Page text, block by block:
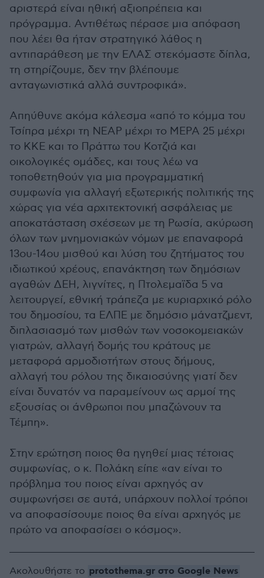
αριστερά είναι ηθική αξιοπρέπεια και
πρόγραμμα. Αντιθέτως πέρασε μια απόφαση
που λέει θα ήταν στρατηγικό λάθος η
αντιπαράθεση με την ΕΛΑΣ στεκόμαστε δίπλα,
τη στηρίζουμε, δεν την βλέπουμε
ανταγωνιστικά αλλά συντροφικά».
Απηύθυνε ακόμα κάλεσμα «από το κόμμα του
Τσίπρα μέχρι τη ΝΕΑΡ μέχρι το ΜΕΡΑ 25 μέχρι
το ΚΚΕ και το Πράττω του Κοτζιά και
οικολογικές ομάδες, και τους λέω να
τοποθετηθούν για μια προγραμματική
συμφωνία για αλλαγή εξωτερικής πολιτικής της
χώρας για νέα αρχιτεκτονική ασφάλειας με
αποκατάσταση σχέσεων με τη Ρωσία, ακύρωση
όλων των μνημονιακών νόμων με επαναφορά
13ου-14ου μισθού και λύση του ζητήματος του
ιδιωτικού χρέους, επανάκτηση των δημόσιων
αγαθών ΔΕΗ, λιγνίτες, η Πτολεμαϊδα 5 να
λειτουργεί, εθνική τράπεζα με κυριαρχικό ρόλο
του δημοσίου, τα ΕΛΠΕ με δημόσιο μάνατζμεντ,
διπλασιασμό των μισθών των νοσοκομειακών
γιατρών, αλλαγή δομής του κράτους με
μεταφορά αρμοδιοτήτων στους δήμους,
αλλαγή του ρόλου της δικαιοσύνης γιατί δεν
είναι δυνατόν να παραμείνουν ως αρμοί της
εξουσίας οι άνθρωποι που μπαζώνουν τα
Τέμπη».
Στην ερώτηση ποιος θα ηγηθεί μιας τέτοιας
συμφωνίας, ο κ. Πολάκη είπε «αν είναι το
πρόβλημα του ποιος είναι αρχηγός αν
συμφωνήσει σε αυτά, υπάρχουν πολλοί τρόποι
να αποφασίσουμε ποιος θα είναι αρχηγός με
πρώτο να αποφασίσει ο κόσμος».
Ακολουθήστε το protothema.gr στο Google News